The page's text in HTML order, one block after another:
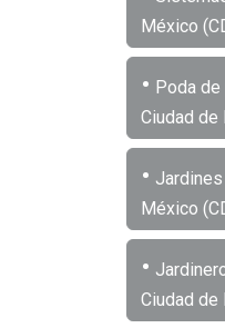
México
• Poda de
Ciudad de
•
México
•
Ciudad de